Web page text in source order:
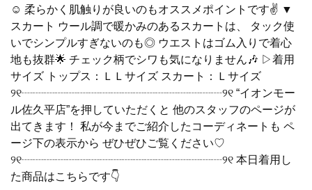
☺️ 柔らかく肌触りが良いのもオススメポイントです✌️ ▼
スカート ウール調で暖かみのあるスカートは、 タック使
いでシンプルすぎないのも◎ ウエストはゴム入りで着心
地も抜群🌟 チェック柄でシワも気になりません🎶 ▷着用
サイズ トップス：ＬＬサイズ スカート：Ｌサイズ
୨୧┈┈┈┈┈┈┈┈┈┈┈┈┈┈┈┈┈┈୨୧ “イオンモー
ル佐久平店”を押していただくと 他のスタッフのページが
出てきます！ 私が今までご紹介したコーディネートも ペ
ージ下の表示から ぜひぜひご覧ください♡
୨୧┈┈┈┈┈┈┈┈┈┈┈┈┈┈┈┈┈┈୨୧ 本日着用し
た商品はこちらです👇